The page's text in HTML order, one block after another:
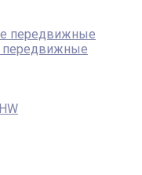
передвижные
передвижные